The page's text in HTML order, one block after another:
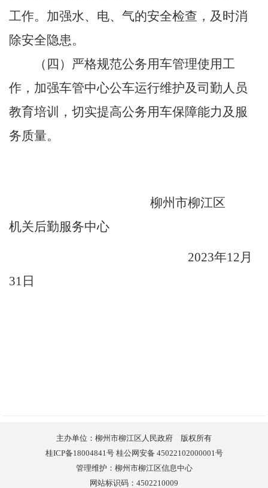
工作。加强水、电、气的安全检查，及时消
除安全隐患。
（四） 严格规范公务用车管理使用工
作，加强车管中心公车运行维护及司勤人员
教育培训，切实提高公务用车保障能力及服
务质量。
柳州市柳江区
机关后勤服务中心
2023年12 月
31 日
主办单位：柳州市柳江区人民政府 版权所有
桂ICP备18004841号 桂公网安备 45022102000001号
管理维护：柳州市柳江区信息中心
网站标识码：4502210009